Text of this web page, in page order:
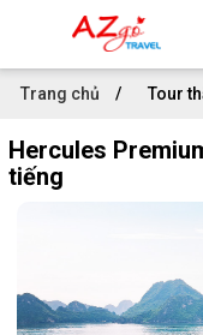
Trang chủ Tour
Hercules
tiếng